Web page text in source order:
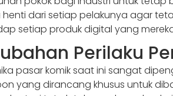
dari setiap pelakunya agar
setiap produk digital yang
Perilaku
pasar komik saat ini sangat
yang dirancang khusus untuk